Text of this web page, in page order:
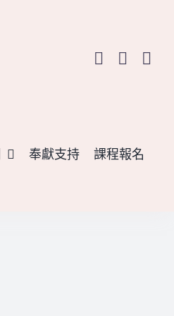
奉獻支持 課程報名